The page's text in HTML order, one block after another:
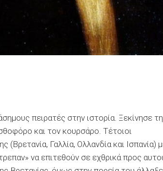
πειρατές στην ιστορία. Ξεκίνησε
και τον κουρσάρο. Τέτοιοι
Γαλλία, Ολλανδία και Ισπανία)
να επιτεθούν σε εχθρικά προς